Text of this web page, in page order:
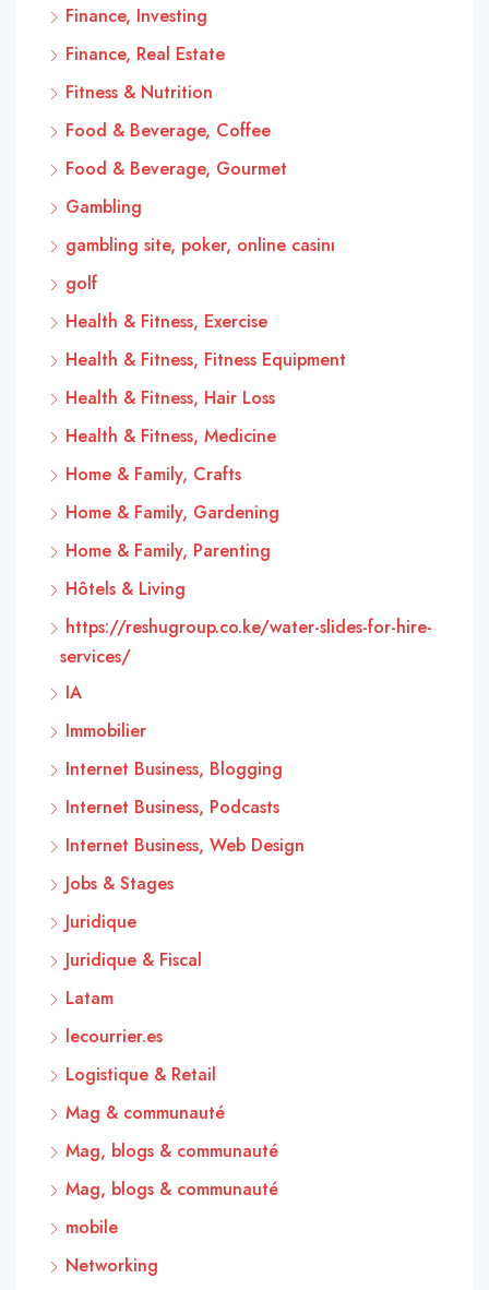
Finance, Investing
Finance, Real Estate
Fitness & Nutrition
Food & Beverage, Coffee
Food & Beverage, Gourmet
Gambling
gambling site, poker, online casinı
golf
Health & Fitness, Exercise
Health & Fitness, Fitness Equipment
Health & Fitness, Hair Loss
Health & Fitness, Medicine
Home & Family, Crafts
Home & Family, Gardening
Home & Family, Parenting
Hôtels & Living
https://reshugroup.co.ke/water-slides-for-hire-
services/
IA
Immobilier
Internet Business, Blogging
Internet Business, Podcasts
Internet Business, Web Design
Jobs & Stages
Juridique
Juridique & Fiscal
Latam
lecourrier.es
Logistique & Retail
Mag & communauté
Mag, blogs & communauté
Mag, blogs & communauté
mobile
Networking